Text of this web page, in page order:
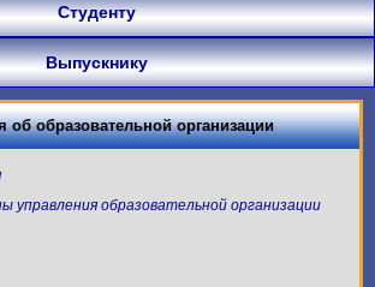
Студенту
Выпускнику
об образовательной организации
управления образовательной организации